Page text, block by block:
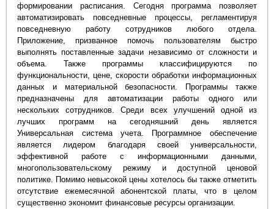
формировании расписания. Сегодня программа позволяет
автоматизировать повседневные процессы, регламентируя
повседневную работу сотрудников любого отдела.
Приложение, призванное помочь пользователям быстро
выполнять поставленные задачи независимо от сложности и
объема. Также программы классифицируются по
функциональности, цене, скорости обработки информационных
данных и материальной безопасности. Программы также
предназначены для автоматизации работы одного или
нескольких сотрудников. Среди всех улучшений одной из
лучших программ на сегодняшний день является
Универсальная система учета. Программное обеспечение
является лидером благодаря своей универсальности,
эффективной работе с информационными данными,
многопользовательскому режиму и доступной ценовой
политике. Помимо невысокой цены хотелось бы также отметить
отсутствие ежемесячной абонентской платы, что в целом
существенно экономит финансовые ресурсы организации.